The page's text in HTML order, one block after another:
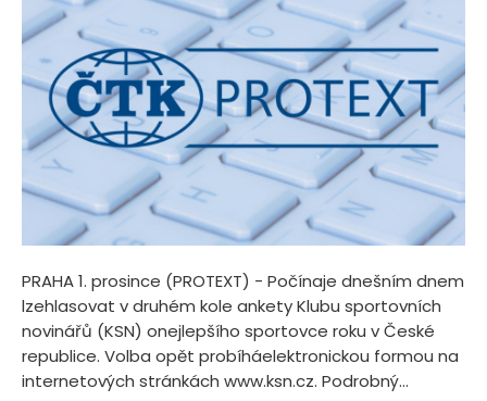
PRAHA 1. prosince (PROTEXT) - Počínaje dnešním dnem
lzehlasovat v druhém kole ankety Klubu sportovních
novinářů (KSN) onejlepšího sportovce roku v České
republice. Volba opět probíháelektronickou formou na
internetových stránkách www.ksn.cz. Podrobný...